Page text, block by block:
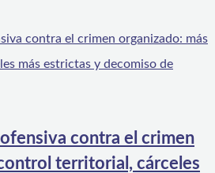
contra el crimen
territorial, cárceles